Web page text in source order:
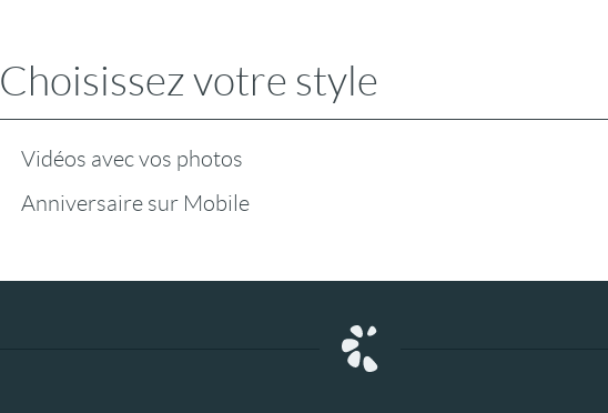
Choisissez votre style
Vidéos avec vos photos
Anniversaire sur Mobile